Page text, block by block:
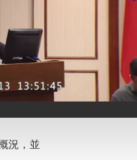
況，並